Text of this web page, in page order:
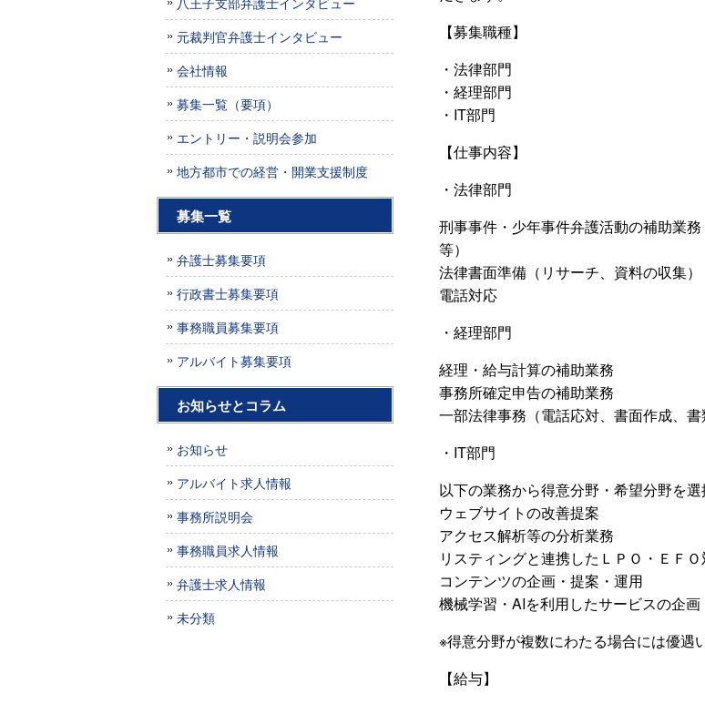
【募集職種】
・法律部門
・経理部門
・IT部門
【仕事内容】
・法律部門
刑事事件・少年事件弁護活動の補助業
等）
法律書面準備（リサーチ、資料の収集）
電話対応
・経理部門
経理・給与計算の補助業務
事務所確定申告の補助業務
一部法律事務（電話応対、書面作成、書
・IT部門
以下の業務から得意分野・希望分野を選
ウェブサイトの改善提案
アクセス解析等の分析業務
リスティングと連携したＬＰＯ・ＥＦ
コンテンツの企画・提案・運用
機械学習・AIを利用したサービスの企
※得意分野が複数にわたる場合には優遇
【給与】
元裁判官弁護士インタビュー
会社情報
募集一覧（要項）
エントリー・説明会参加
地方都市での経営・開業支援制度
募集一覧
弁護士募集要項
行政書士募集要項
事務職員募集要項
アルバイト募集要項
お知らせとコラム
お知らせ
アルバイト求人情報
事務所説明会
事務職員求人情報
弁護士求人情報
未分類